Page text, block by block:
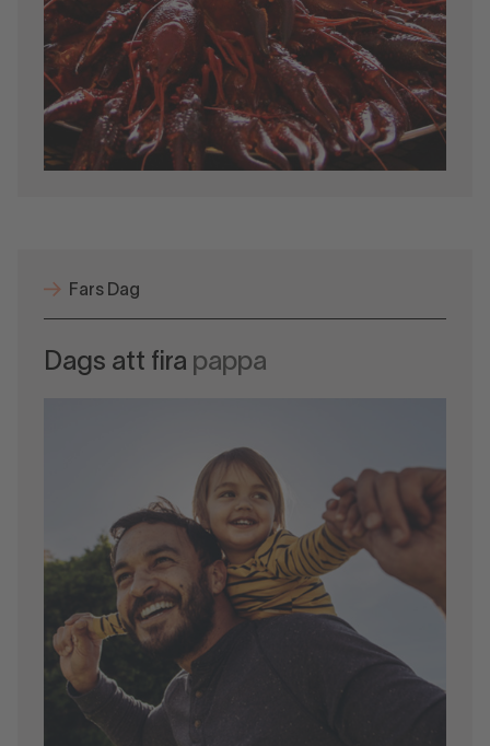
Fars Dag
Dags att fira pappa